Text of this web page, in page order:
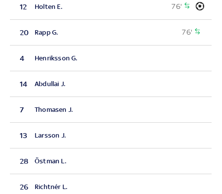
12 Holten E. 76'
20 Rapp G. 76'
4 Henriksson G.
14 Abdullai J.
7 Thomasen J.
13 Larsson J.
28 Östman L.
26 Richtnér L.